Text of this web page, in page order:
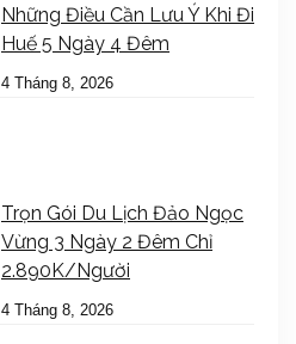
Những Điều Cần Lưu Ý Khi Đi
Huế 5 Ngày 4 Đêm
4 Tháng 8, 2026
Trọn Gói Du Lịch Đảo Ngọc
Vừng 3 Ngày 2 Đêm Chỉ
2.890K/Người
4 Tháng 8, 2026